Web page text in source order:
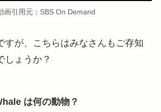
画引用元：SBS On Demand
すが、こちらはみなさんもご存知
しょうか？
は何の動物？